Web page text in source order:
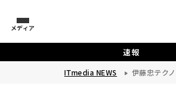
メディア
速報
ITmedia NEWS 伊藤忠テク